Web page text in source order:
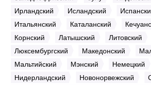
Ирландский
Исландский
Итальянский
Каталанский
Корнский
Латышский Литовский
Люксембургский
Македонский
Мальтийский
Мэнский
Немецкий
Нидерландский
Новонорвежский